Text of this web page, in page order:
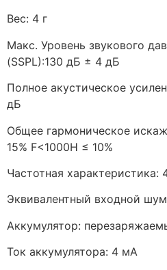
Вес: 4 г
Макс. Уровень звукового
(SSPL):130 дБ ± 4 дБ
Полное акустическое
дБ
Общее гармоническое
15% F<1000H ≤ 10%
Частотная характеристика:
Эквивалентный входной
Аккумулятор:
Ток аккумулятора: 4 мА